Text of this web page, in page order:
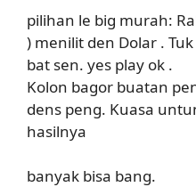
pilihan le big murah:
) menilit den Dolar .
bat sen. yes play ok .
Kolon bagor buatan
dens peng. Kuasa
hasilnya
banyak bisa bang.